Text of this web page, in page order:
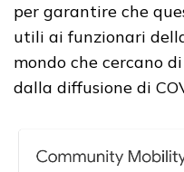
per garantire che
utili ai funzionari
mondo che cercano
dalla diffusione di